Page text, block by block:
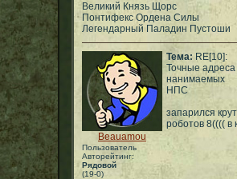
Великий Князь Щорс
Понтифекс Ордена Силы
Легендарный Паладин Пустоши
Beauamou
Пользователь
Авторейтинг:
Рядовой
(19-0)
Тема: RE[10]:
Точные адреса
нанимаемых
НПС
запарился
роботов 8(((( в